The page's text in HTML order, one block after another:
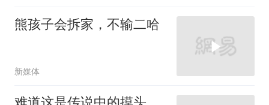
熊孩子会拆家，不输二哈
新媒体